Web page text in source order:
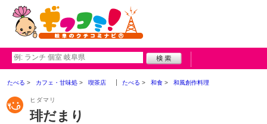
たべる カフェ・甘味処 喫茶店 たべる 和食 和風創作料理
ヒダマリ
琲だまり